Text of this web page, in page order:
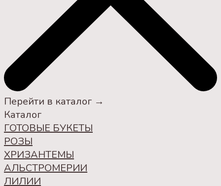
Перейти в каталог →
Каталог
ГОТОВЫЕ БУКЕТЫ
РОЗЫ
ХРИЗАНТЕМЫ
АЛЬСТРОМЕРИИ
ЛИЛИИ